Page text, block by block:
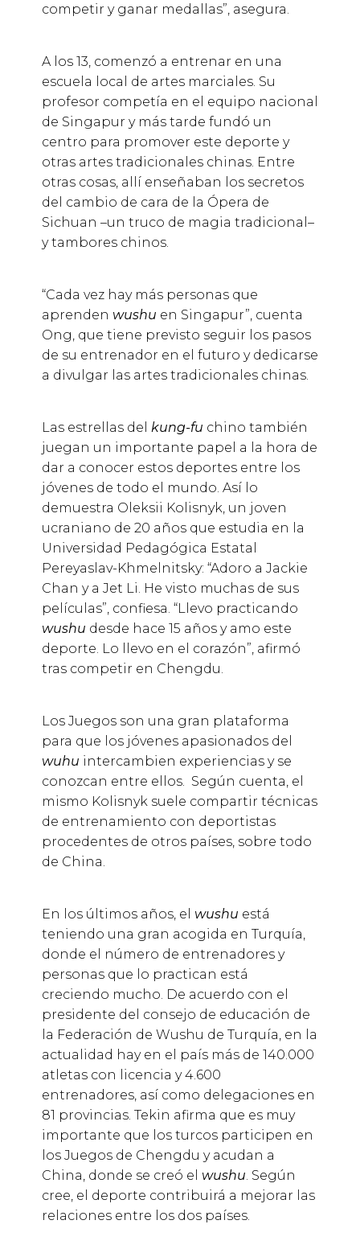
competir y ganar medallas”, asegura.
A los 13, comenzó a entrenar en una
escuela local de artes marciales. Su
profesor competía en el equipo nacional
de Singapur y más tarde fundó un
centro para promover este deporte y
otras artes tradicionales chinas. Entre
otras cosas, allí enseñaban los secretos
del cambio de cara de la Ópera de
Sichuan –un truco de magia tradicional–
y tambores chinos.
“Cada vez hay más personas que
aprenden wushu en Singapur”, cuenta
Ong, que tiene previsto seguir los pasos
de su entrenador en el futuro y dedicarse
a divulgar las artes tradicionales chinas.
Las estrellas del kung-fu chino también
juegan un importante papel a la hora de
dar a conocer estos deportes entre los
jóvenes de todo el mundo. Así lo
demuestra Oleksii Kolisnyk, un joven
ucraniano de 20 años que estudia en la
Universidad Pedagógica Estatal
Pereyaslav-Khmelnitsky: “Adoro a Jackie
Chan y a Jet Li. He visto muchas de sus
películas”, confiesa. “Llevo practicando
wushu desde hace 15 años y amo este
deporte. Lo llevo en el corazón”, afirmó
tras competir en Chengdu.
Los Juegos son una gran plataforma
para que los jóvenes apasionados del
wuhu intercambien experiencias y se
conozcan entre ellos. Según cuenta, el
mismo Kolisnyk suele compartir técnicas
de entrenamiento con deportistas
procedentes de otros países, sobre todo
de China.
En los últimos años, el wushu está
teniendo una gran acogida en Turquía,
donde el número de entrenadores y
personas que lo practican está
creciendo mucho. De acuerdo con el
presidente del consejo de educación de
la Federación de Wushu de Turquía, en la
actualidad hay en el país más de 140.000
atletas con licencia y 4.600
entrenadores, así como delegaciones en
81 provincias. Tekin afirma que es muy
importante que los turcos participen en
los Juegos de Chengdu y acudan a
China, donde se creó el wushu. Según
cree, el deporte contribuirá a mejorar las
relaciones entre los dos países.